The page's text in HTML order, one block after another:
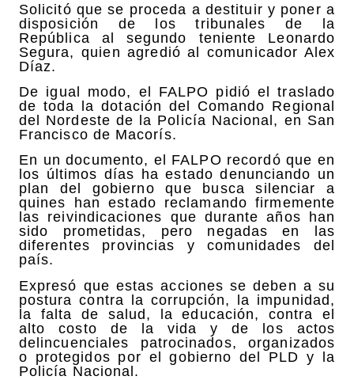
Solicitó que se proceda a destituir y poner a
disposición de los tribunales de la
República al segundo teniente Leonardo
Segura, quien agredió al comunicador Alex
Díaz.
De igual modo, el FALPO pidió el traslado
de toda la dotación del Comando Regional
del Nordeste de la Policía Nacional, en San
Francisco de Macorís.
En un documento, el FALPO recordó que en
los últimos días ha estado denunciando un
plan del gobierno que busca silenciar a
quines han estado reclamando firmemente
las reivindicaciones que durante años han
sido prometidas, pero negadas en las
diferentes provincias y comunidades del
país.
Expresó que estas acciones se deben a su
postura contra la corrupción, la impunidad,
la falta de salud, la educación, contra el
alto costo de la vida y de los actos
delincuenciales patrocinados, organizados
o protegidos por el gobierno del PLD y la
Policía Nacional.